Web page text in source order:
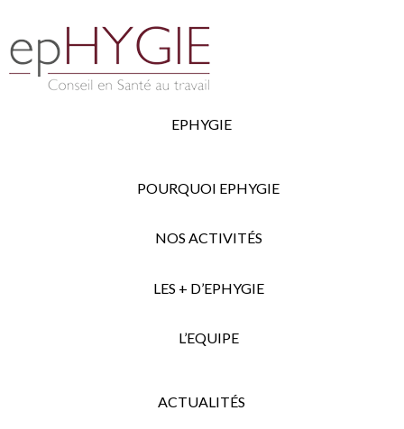
EPHYGIE
POURQUOI EPHYGIE
NOS ACTIVITÉS
LES + D’EPHYGIE
L’EQUIPE
ACTUALITÉS